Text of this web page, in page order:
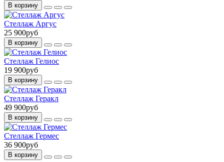
В корзину
Стеллаж Аргус
25 900руб
В корзину
Стеллаж Гелиос
19 900руб
В корзину
Стеллаж Геракл
49 900руб
В корзину
Стеллаж Гермес
36 900руб
В корзину